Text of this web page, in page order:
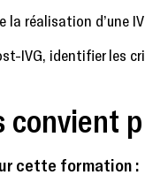
convient
cette formation :
réalisation d’une
IVG, identifier les